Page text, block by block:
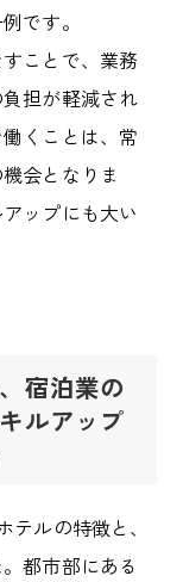
です。
ことで、業務
担が軽減され
くことは、常
会となりま
ップにも大い
宿泊業の
ルアップ
テルの特徴と、
都市部にある